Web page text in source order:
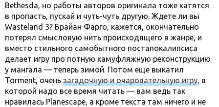
Bethesda, но работы авторов оригинала тоже катятся
в пропасть, пускай и чуть-чуть другую. Ждете ли вы
Wasteland 3? Брайан Фарго, кажется, окончательно
потерял смысловую нить происходящего в жанре, и
вместо стильного самобытного постапокалипсиса
делает игру про потную камуфляжную реконструкцию
у мангала — теперь зимой. Потом еще выкатил
Torment, очень загадочную и очаровательную игру, в
которой надо все время читать — вам ведь так
нравилась Planescape, а кроме текста там ничего и не